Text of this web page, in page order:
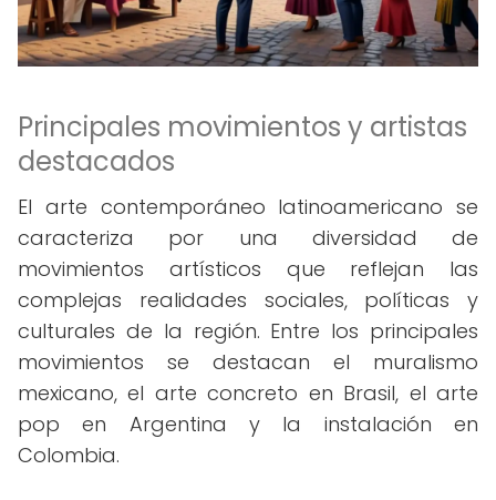
Principales movimientos y artistas
destacados
El arte contemporáneo latinoamericano se
caracteriza por una diversidad de
movimientos artísticos que reflejan las
complejas realidades sociales, políticas y
culturales de la región. Entre los principales
movimientos se destacan el muralismo
mexicano, el arte concreto en Brasil, el arte
pop en Argentina y la instalación en
Colombia.